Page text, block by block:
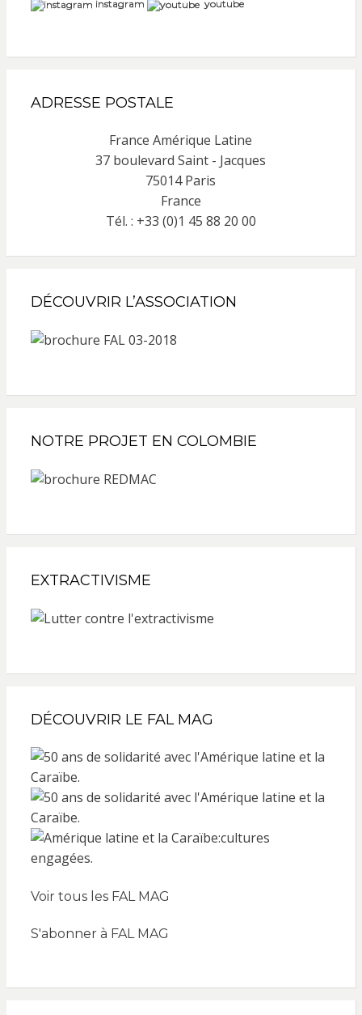
instagram youtube
ADRESSE POSTALE
France Amérique Latine
37 boulevard Saint - Jacques
75014 Paris
France
Tél. : +33 (0)1 45 88 20 00
DÉCOUVRIR L’ASSOCIATION
NOTRE PROJET EN COLOMBIE
EXTRACTIVISME
DÉCOUVRIR LE FAL MAG
Voir tous les FAL MAG
S'abonner à FAL MAG